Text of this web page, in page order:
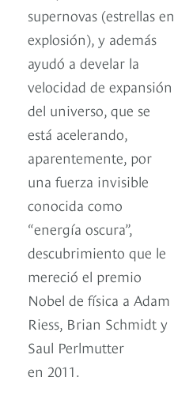
supernovas (estrellas en
explosión), y además
ayudó a develar la
velocidad de expansión
del universo, que se
está acelerando,
aparentemente, por
una fuerza invisible
conocida como
“energía oscura”,
descubrimiento que le
mereció el premio
Nobel de física a Adam
Riess, Brian Schmidt y
Saul Perlmutter
en 2011.